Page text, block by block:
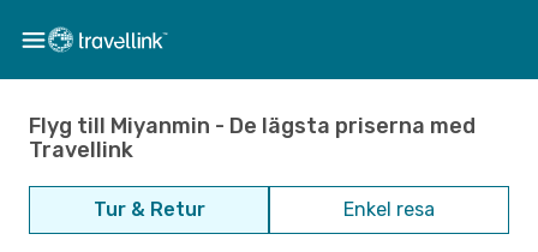
Flyg till Miyanmin - De lägsta priserna med
Travellink
Tur & Retur Enkel resa